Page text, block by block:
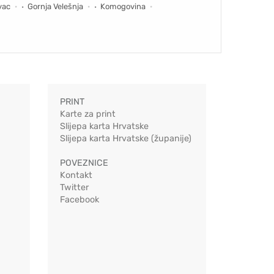
Gornja Velešnja Komogovina
PRINT
Karte za print
Slijepa karta Hrvatske
Slijepa karta Hrvatske (županije)
POVEZNICE
Kontakt
Twitter
Facebook